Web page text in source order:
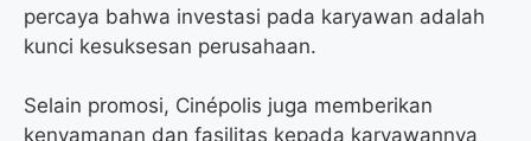
percaya bahwa investasi pada karyawan adalah
kunci kesuksesan perusahaan.
Selain promosi, Cinépolis juga memberikan
kenyamanan dan fasilitas kepada karyawannya